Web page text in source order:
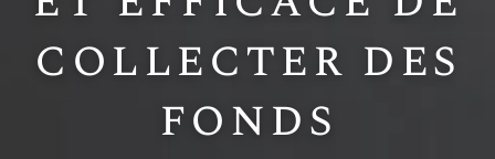
collecter des
fonds